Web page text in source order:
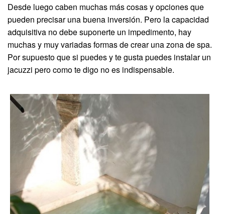
Desde luego caben muchas más cosas y opciones que
pueden precisar una buena inversión. Pero la capacidad
adquisitiva no debe suponerte un impedimento, hay
muchas y muy variadas formas de crear una zona de spa.
Por supuesto que si puedes y te gusta puedes instalar un
jacuzzi pero como te digo no es indispensable.